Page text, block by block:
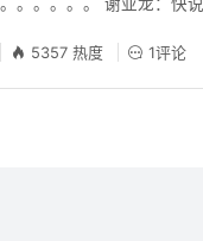
。。。。。 谢亚龙：快
为什么还有女的？ 某队
才了。 二、 记者：听说
5357 热度 1评论